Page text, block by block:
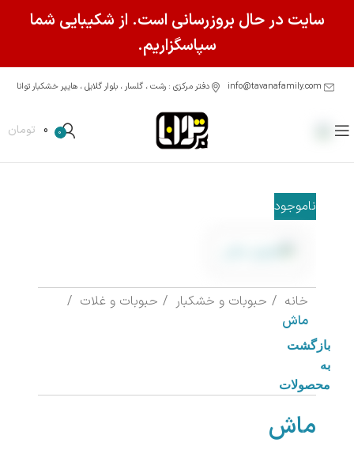
دفتر مرکزی : رشت ، گلسار ، بلوار گلایل ، هایپر خشکبار توانا
0
0 تومان
ناموجود
خانه حبوبات و خشکبار
حبوبات و غلات
ماش
بازگشت
به
محصولات
ماش
سایت در حال بروزرسانی است. از شکیبایی شما
سپاسگزاریم.